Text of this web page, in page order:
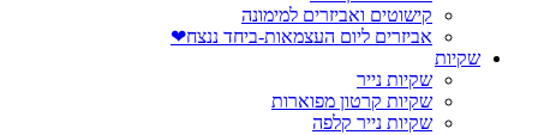
קישוטים ואביזרים למימונה
אביזרים ליום העצמאות-ביחד ננצח❤
שקיות
שקיות נייר
שקיות קרטון מפוארות
שקיות נייר קלפה